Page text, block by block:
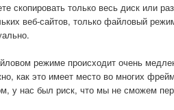
скопировать только весь диск или
веб-сайтов, только файловый
режиме происходит очень
как это имеет место во многих
у нас был риск, что мы не сможем